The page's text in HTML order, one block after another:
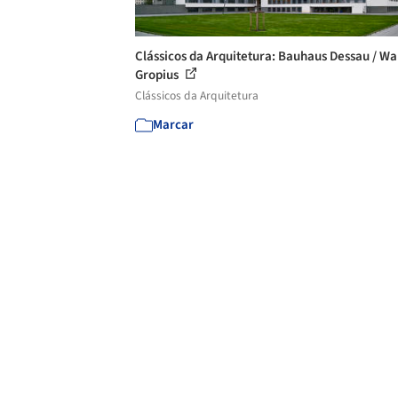
Clássicos da Arquitetura: Bauhaus Dessau /
Gropius
Clássicos da Arquitetura
Marcar